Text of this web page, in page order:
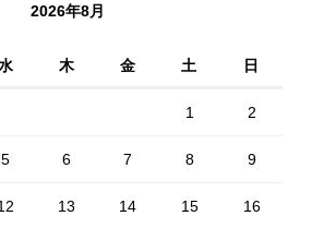
2026年8月
木 金 土 日
1 2
5 6 7 8 9
13 14 15 16